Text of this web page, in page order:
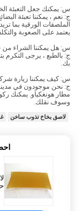
س: يمكنك جعل التعبئة
ج: نعم ، يمكننا تعبئة
الملصقات الورقية بما
يعتمد على الصعوبة
س: هل يمكننا الشراء من
ج: بالطبع ، يرجى التكرم
بك.
س: كيف يمكننا زيارة
مطار هونغكياو. يمكنك
وسوف نقلك.
لاصق بخاخ تذوب ساخن